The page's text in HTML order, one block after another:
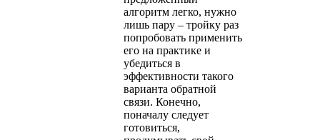
алгоритм легко, нужно
лишь пару – тройку раз
попробовать применить
его на практике и
убедиться в
эффективности такого
варианта обратной
связи. Конечно,
поначалу следует
готовиться,